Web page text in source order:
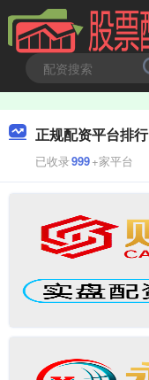
正规配资平台排行
已收录999+家平台